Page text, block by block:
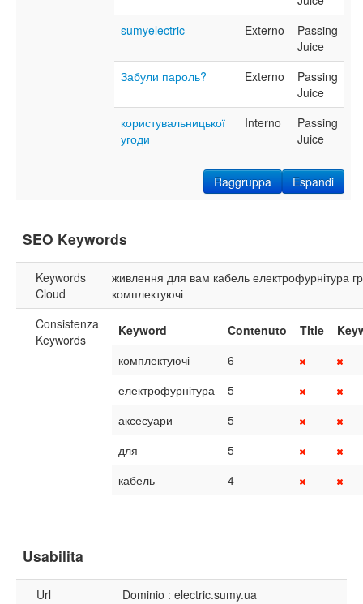
sumyelectric
Externo
Passing
Juice
Забули пароль?
Externo
Passing
Juice
користувальницької
угоди
Interno
Passing
Juice
Espandi
Raggruppa
SEO Keywords
Keywords
Cloud
живлення для вам кабель електрофурнітура
комплектуючі
Consistenza
Keywords
Keyword Contenuto Title
комплектуючі
6
електрофурнітура
5
аксесуари
5
для
5
кабель
4
Usabilita
Url
Dominio : electric.sumy.ua